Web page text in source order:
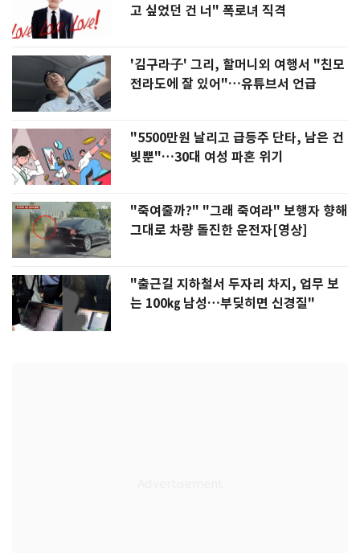
고 싶었던 건 너" 폭로녀 직격
'김구라子' 그리, 할머니외 여행서 "친모
전라도에 잘 있어"…유튜브서 언급
"5500만원 날리고 급등주 단타, 남은 건
빚뿐"…30대 여성 파혼 위기
"죽여줄까?" "그래 죽여라" 보행자 향해
그대로 차량 돌진한 운전자[영상]
"출근길 지하철서 두자리 차지, 업무 보
는 100㎏ 남성…부딪히면 신경질"